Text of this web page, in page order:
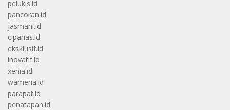
pelukis.id
pancoran.id
jasmani.id
cipanas.id
eksklusif.id
inovatif.id
xenia.id
wamena.id
parapat.id
penatapan.id